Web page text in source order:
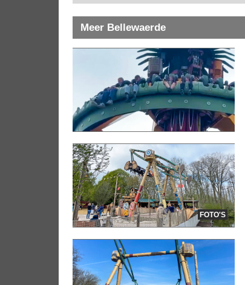
Meer Bellewaerde
FOTO'S